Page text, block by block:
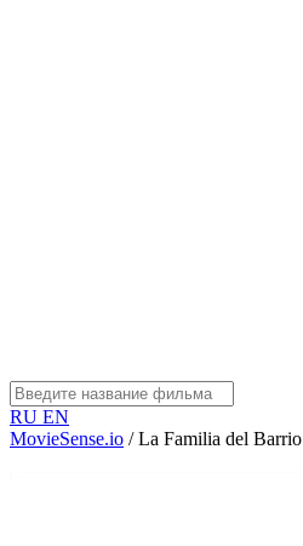
RU EN
MovieSense.io / La Familia del Barrio